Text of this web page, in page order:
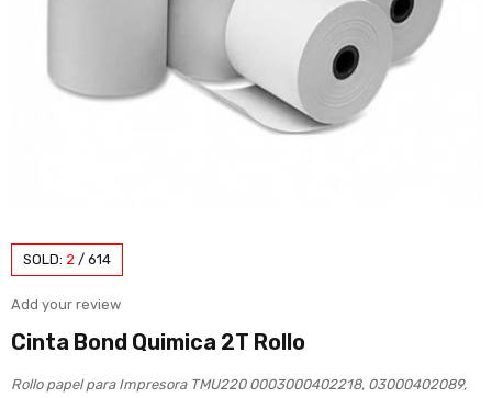
SOLD: 2 / 614
Add your review
Cinta Bond Quimica 2T Rollo
Rollo papel para Impresora TMU220 0003000402218, 03000402089,